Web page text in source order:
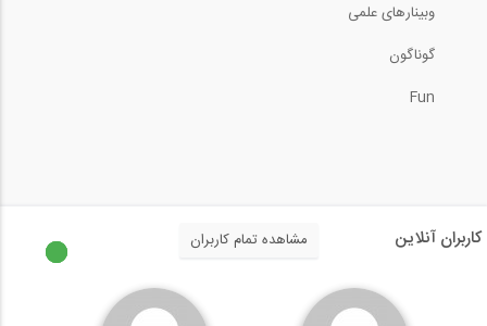
وبینارهای علمی
گوناگون
Fun
کاربران آنلاین مشاهده تمام کاربران